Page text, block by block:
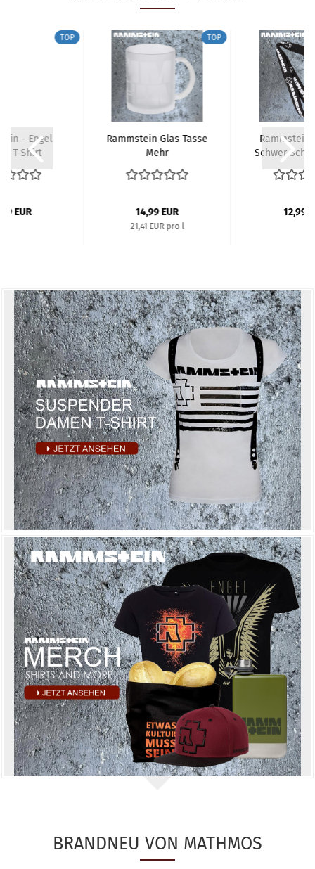
TOP
- Engel
T-Shirt
EUR
TOP
Rammstein Glas Tasse
Mehr
14,99 EUR
21,41 EUR pro l
Rammstein
Schwer
12,99
BRANDNEU VON MATHMOS